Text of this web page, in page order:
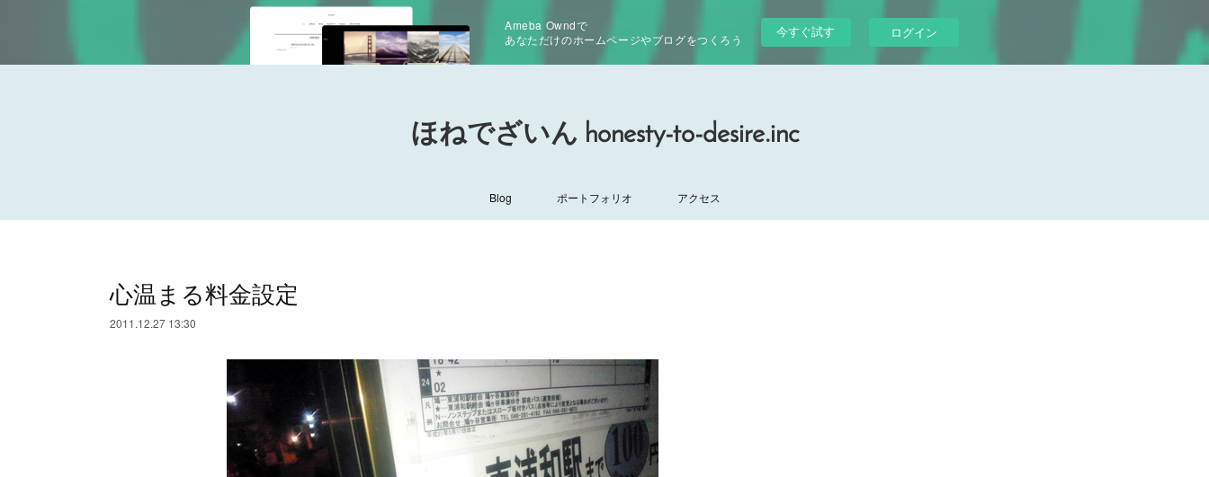
Ameba Owndで
あなただけのホームページやブログをつくろう
今すぐ試す ログイン
ほねでざいん honesty-to-desire.inc
Blog ポートフォリオ アクセス
心温まる料金設定
2011.12.27 13:30